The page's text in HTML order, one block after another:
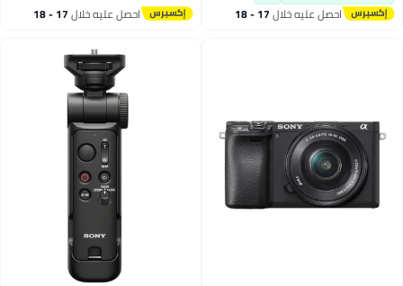
احصل عليه خلال 17 - 18 احصل عليه خلال 17 - 18